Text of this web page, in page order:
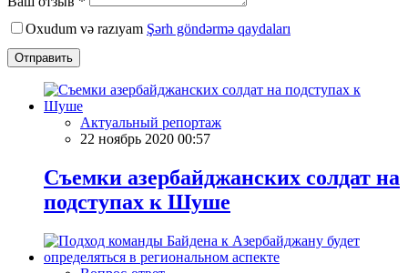
Oxudum və razıyam Şərh göndərmə qaydaları
Отправить
Актуальный репортаж
22 ноябрь 2020 00:57
Съемки азербайджанских солдат на
подступах к Шуше